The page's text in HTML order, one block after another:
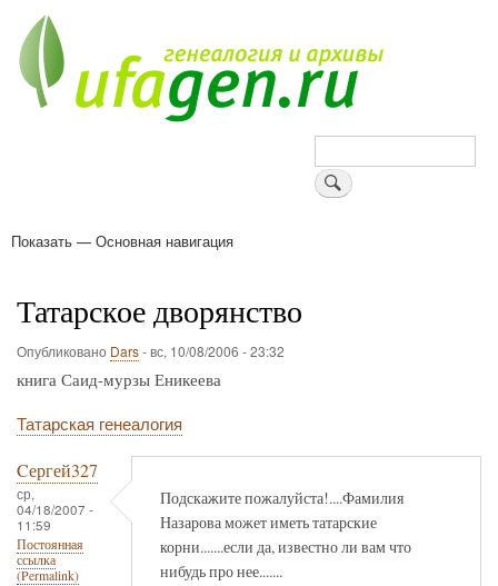
основному
содержанию
Поиск
Основная
Показать — Основная навигация
Татарское дворянство
Опубликовано Dars-вс, 10/08/2006 - 23:32
книга Саид-мурзы Еникеева
Татарская генеалогия
Cергей327
ср,
04/18/2007 -
11:59
Постоянная
ссылка
(Permalink)
Подскажите пожалуйста!....Фамилия
Назарова может иметь татарские
корни.......если да, известно ли вам что
нибудь про нее.......